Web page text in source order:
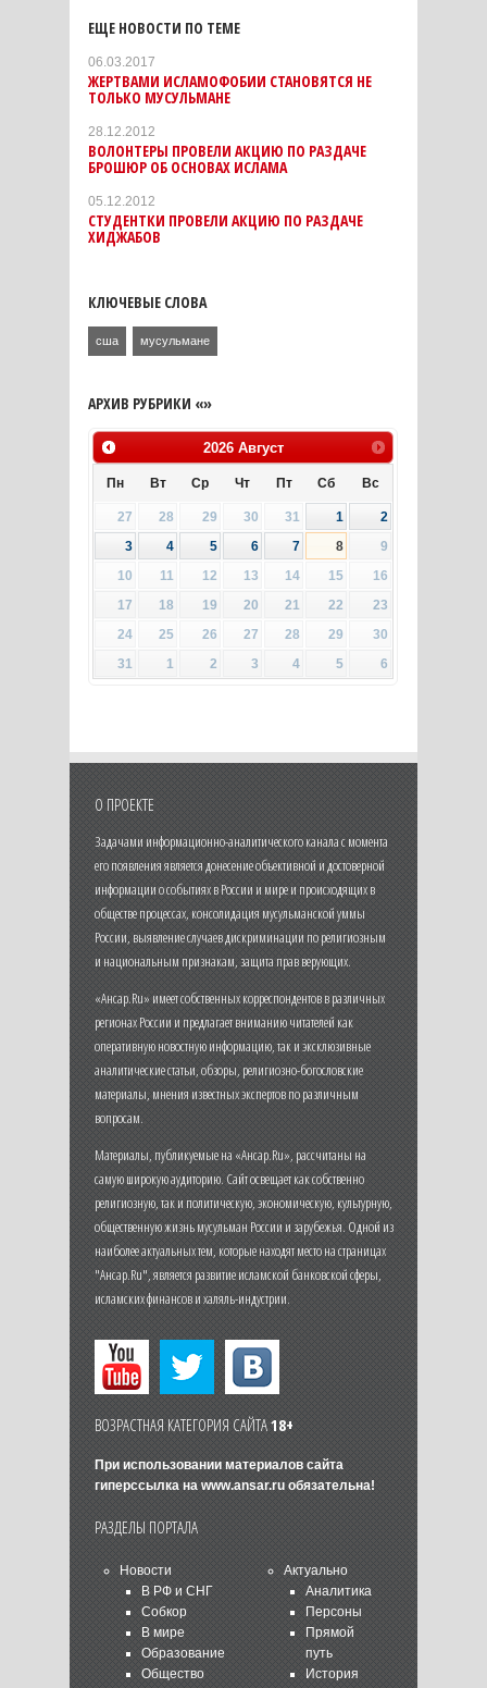
ЕЩЕ НОВОСТИ ПО ТЕМЕ
06.03.2017
ЖЕРТВАМИ ИСЛАМОФОБИИ СТАНОВЯТСЯ НЕ
ТОЛЬКО МУСУЛЬМАНЕ
28.12.2012
ВОЛОНТЕРЫ ПРОВЕЛИ АКЦИЮ ПО РАЗДАЧЕ
БРОШЮР ОБ ОСНОВАХ ИСЛАМА
05.12.2012
СТУДЕНТКИ ПРОВЕЛИ АКЦИЮ ПО РАЗДАЧЕ
ХИДЖАБОВ
КЛЮЧЕВЫЕ СЛОВА
сша мусульмане
АРХИВ РУБРИКИ «»
2026 Август
Пн Вт Ср Чт Пт Сб Вс
27 28 29 30 31 1
2
3
4 5 6 7 8
9
10
11 12 13 14 15
16
17
18 19 20 21 22
23
24
25 26 27 28 29
30
31
1 2 3 4 5 6
О ПРОЕКТЕ
Задачами информационно-аналитического канала с момента
его появления является донесение объективной и достоверной
информации о событиях в России и мире и происходящих в
обществе процессах, консолидация мусульманской уммы
России, выявление случаев дискриминации по религиозным
и национальным признакам, защита прав верующих.
«Ансар.Ru» имеет собственных корреспондентов в различных
регионах России и предлагает вниманию читателей как
оперативную новостную информацию, так и эксклюзивные
аналитические статьи, обзоры, религиозно-богословские
материалы, мнения известных экспертов по различным
вопросам.
Материалы, публикуемые на «Ансар.Ru», рассчитаны на
самую широкую аудиторию. Сайт освещает как собственно
религиозную, так и политическую, экономическую, культурную,
общественную жизнь мусульман России и зарубежья. Одной из
наиболее актуальных тем, которые находят место на страницах
"Ансар.Ru", является развитие исламской банковской сферы,
исламских финансов и халяль-индустрии.
ВОЗРАСТНАЯ КАТЕГОРИЯ САЙТА18+
При использовании материалов сайта
гиперссылка на www.ansar.ruобязательна!
РАЗДЕЛЫ ПОРТАЛА
Новости
В РФ и СНГ
Собкор
В мире
Образование
Общество
Актуально
Аналитика
Персоны
Прямой
путь
История